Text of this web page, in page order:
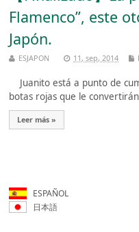
Flamenco”, este
Japón.
ESJAPON 11, sep, 2014
Juanito está a punto de
botas rojas que le
Leer más »
ESPAÑOL
日本語